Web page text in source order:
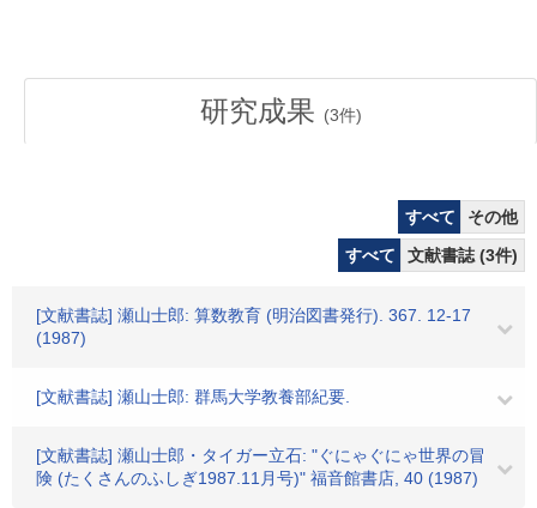
研究成果 (3件)
すべて
その他
すべて
文献書誌 (3件)
[文献書誌] 瀬山士郎: 算数教育 (明治図書発行). 367. 12-17
(1987)
[文献書誌] 瀬山士郎: 群馬大学教養部紀要.
[文献書誌] 瀬山士郎・タイガー立石: "ぐにゃぐにゃ世界の冒
険 (たくさんのふしぎ1987.11月号)" 福音館書店, 40 (1987)